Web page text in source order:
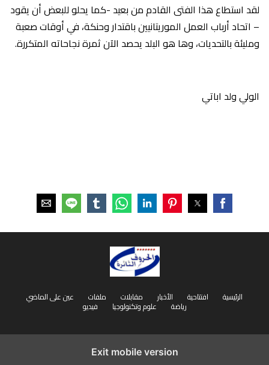
لقد استطاع هذا الفتى القادم من بعيد -كما يحلو للبعض أن يقود
– اتحاد أرباب العمل الموريتانيين باقتدار وحنكة، في أوقات صعبة
ومليئة بالتحديات، وها هو البلد يحصد الآن ثمرة نجاحاته المتكررة.
الولي ولد اباتي
الرئيسية افتتاحية الأخبار مقابلات ملفات عين على الماضي
رياضة علوم وتكنولوجيا فيديو
Exit mobile version